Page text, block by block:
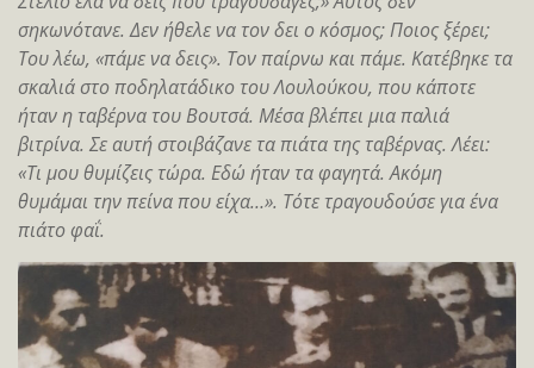
σηκωνότανε. Δεν ήθελε να τον δει ο κόσμος; Ποιος ξέρει;
Του λέω, «πάμε να δεις». Τον παίρνω και πάμε. Κατέβηκε τα
σκαλιά στο ποδηλατάδικο του Λουλούκου, που κάποτε
ήταν η ταβέρνα του Βουτσά. Μέσα βλέπει μια παλιά
βιτρίνα. Σε αυτή στοιβάζανε τα πιάτα της ταβέρνας. Λέει:
«Τι μου θυμίζεις τώρα. Εδώ ήταν τα φαγητά. Ακόμη
θυμάμαι την πείνα που είχα…». Τότε τραγουδούσε για ένα
πιάτο φαΐ.